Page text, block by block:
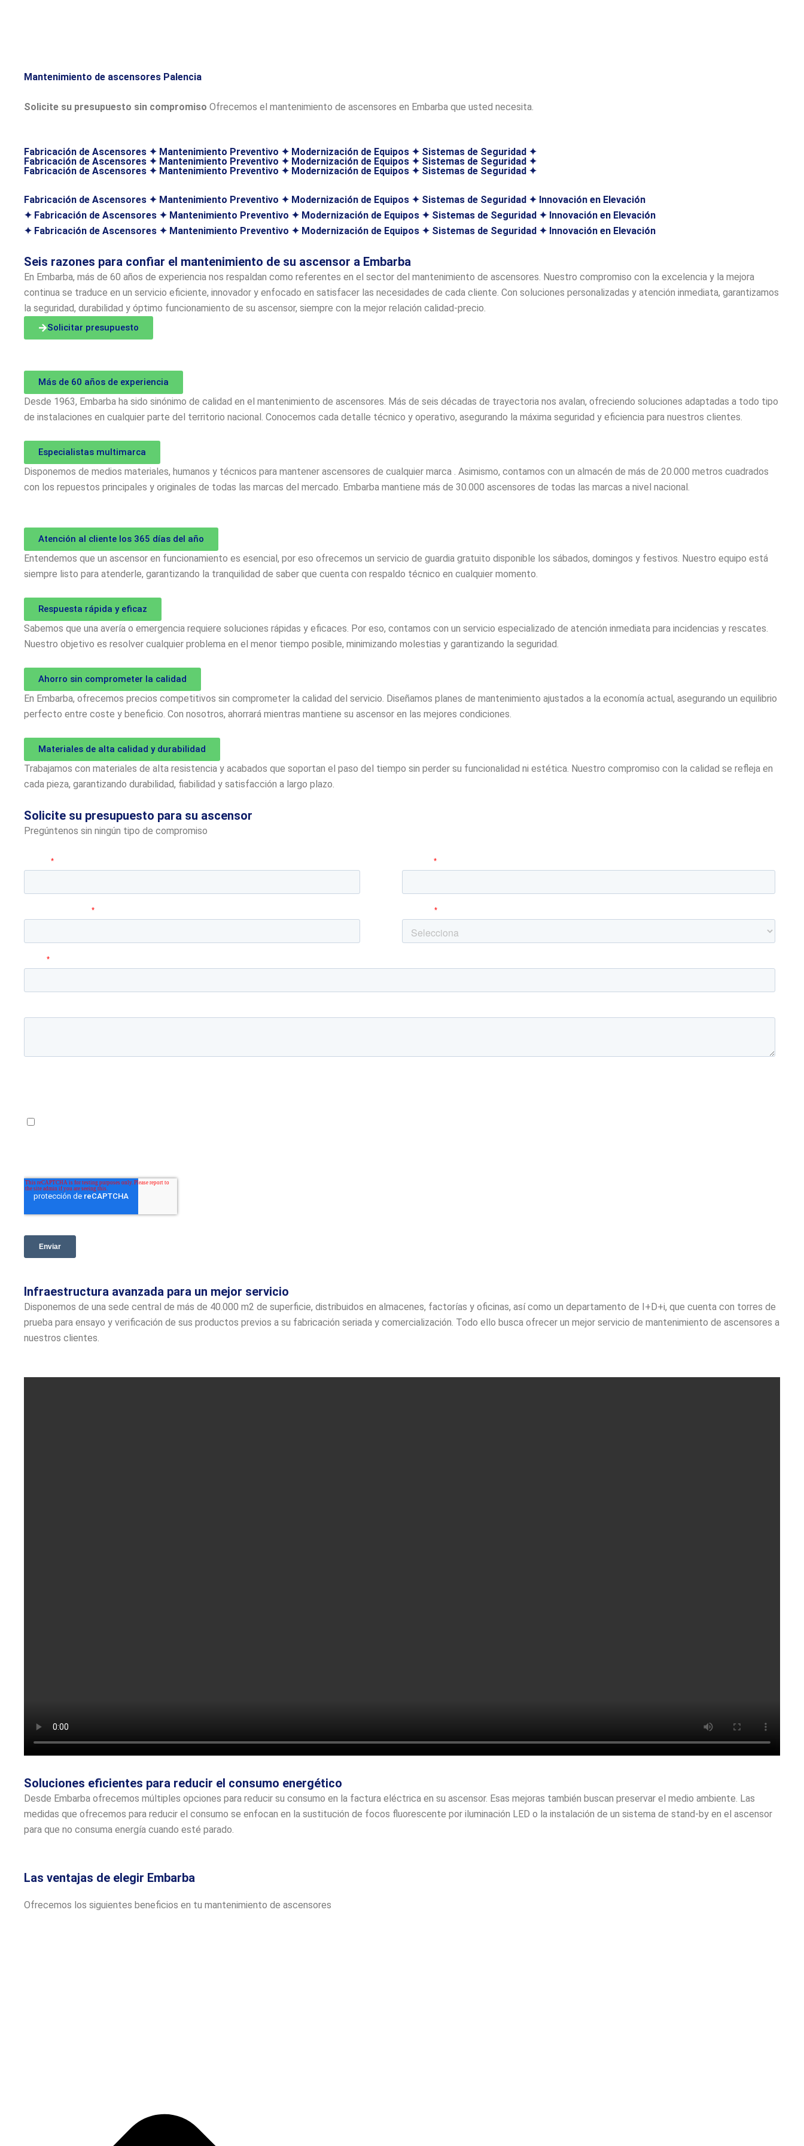
Mantenimiento de ascensores Palencia
Solicite su presupuesto sin compromiso Ofrecemos el mantenimiento de ascensores en Embarba que usted necesita.
Fabricación de Ascensores ✦ Mantenimiento Preventivo ✦ Modernización de Equipos ✦ Sistemas de Seguridad ✦
Fabricación de Ascensores ✦ Mantenimiento Preventivo ✦ Modernización de Equipos ✦ Sistemas de Seguridad ✦
Fabricación de Ascensores ✦ Mantenimiento Preventivo ✦ Modernización de Equipos ✦ Sistemas de Seguridad ✦
Fabricación de Ascensores ✦ Mantenimiento Preventivo ✦ Modernización de Equipos ✦ Sistemas de Seguridad ✦ Innovación en Elevación
✦ Fabricación de Ascensores ✦ Mantenimiento Preventivo ✦ Modernización de Equipos ✦ Sistemas de Seguridad ✦ Innovación en Elevación
✦ Fabricación de Ascensores ✦ Mantenimiento Preventivo ✦ Modernización de Equipos ✦ Sistemas de Seguridad ✦ Innovación en Elevación
Seis razones para confiar el mantenimiento de su ascensor a Embarba
En Embarba, más de 60 años de experiencia nos respaldan como referentes en el sector del mantenimiento de ascensores. Nuestro compromiso con la excelencia y la mejora
continua se traduce en un servicio eficiente, innovador y enfocado en satisfacer las necesidades de cada cliente. Con soluciones personalizadas y atención inmediata, garantizamos
la seguridad, durabilidad y óptimo funcionamiento de su ascensor, siempre con la mejor relación calidad-precio.
Solicitar presupuesto
Más de 60 años de experiencia
Desde 1963, Embarba ha sido sinónimo de calidad en el mantenimiento de ascensores. Más de seis décadas de trayectoria nos avalan, ofreciendo soluciones adaptadas a todo tipo
de instalaciones en cualquier parte del territorio nacional. Conocemos cada detalle técnico y operativo, asegurando la máxima seguridad y eficiencia para nuestros clientes.
Especialistas multimarca
Disponemos de medios materiales, humanos y técnicos para mantener ascensores de cualquier marca . Asimismo, contamos con un almacén de más de 20.000 metros cuadrados
con los repuestos principales y originales de todas las marcas del mercado. Embarba mantiene más de 30.000 ascensores de todas las marcas a nivel nacional.
Atención al cliente los 365 días del año
Entendemos que un ascensor en funcionamiento es esencial, por eso ofrecemos un servicio de guardia gratuito disponible los sábados, domingos y festivos. Nuestro equipo está
siempre listo para atenderle, garantizando la tranquilidad de saber que cuenta con respaldo técnico en cualquier momento.
Respuesta rápida y eficaz
Sabemos que una avería o emergencia requiere soluciones rápidas y eficaces. Por eso, contamos con un servicio especializado de atención inmediata para incidencias y rescates.
Nuestro objetivo es resolver cualquier problema en el menor tiempo posible, minimizando molestias y garantizando la seguridad.
Ahorro sin comprometer la calidad
En Embarba, ofrecemos precios competitivos sin comprometer la calidad del servicio. Diseñamos planes de mantenimiento ajustados a la economía actual, asegurando un equilibrio
perfecto entre coste y beneficio. Con nosotros, ahorrará mientras mantiene su ascensor en las mejores condiciones.
Materiales de alta calidad y durabilidad
Trabajamos con materiales de alta resistencia y acabados que soportan el paso del tiempo sin perder su funcionalidad ni estética. Nuestro compromiso con la calidad se refleja en
cada pieza, garantizando durabilidad, fiabilidad y satisfacción a largo plazo.
Solicite su presupuesto para su ascensor
Pregúntenos sin ningún tipo de compromiso
Infraestructura avanzada para un mejor servicio
Disponemos de una sede central de más de 40.000 m2 de superficie, distribuidos en almacenes, factorías y oficinas, así como un departamento de I+D+i, que cuenta con torres de
prueba para ensayo y verificación de sus productos previos a su fabricación seriada y comercialización. Todo ello busca ofrecer un mejor servicio de mantenimiento de ascensores a
nuestros clientes.
Soluciones eficientes para reducir el consumo energético
Desde Embarba ofrecemos múltiples opciones para reducir su consumo en la factura eléctrica en su ascensor. Esas mejoras también buscan preservar el medio ambiente. Las
medidas que ofrecemos para reducir el consumo se enfocan en la sustitución de focos fluorescente por iluminación LED o la instalación de un sistema de stand-by en el ascensor
para que no consuma energía cuando esté parado.
Las ventajas de elegir Embarba
Ofrecemos los siguientes beneficios en tu mantenimiento de ascensores